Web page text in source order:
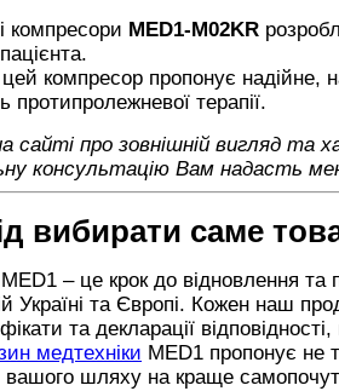
компресори MED1-M02KR
компресор пропонує надійне,
протипролежневої терапії.
сайті про зовнішній вигляд та
консультацію Вам надасть
вибирати саме
– це крок до відновлення
Україні та Європі. Кожен наш
та декларації
медтехніки MED1 пропонує не
вашого шляху на краще